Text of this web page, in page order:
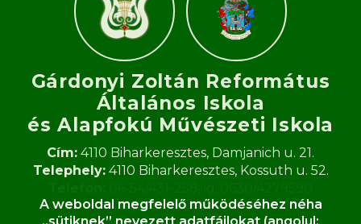
Gárdonyi Zoltán Református
Általános Iskola
és Alapfokú Művészeti Iskola​
Cím: 4110 Biharkeresztes, Damjanich u. 21.
Telephely:4110 Biharkeresztes, Kossuth u. 52.
Fax:06-54/431-258
A weboldal megfelelő működéséhez néha